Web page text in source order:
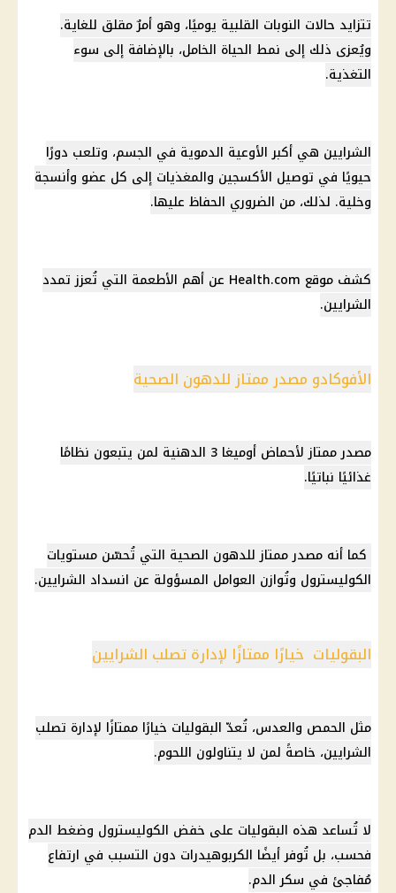
تتزايد حالات النوبات القلبية يوميًا، وهو أمرٌ مقلق للغاية.
ويُعزى ذلك إلى نمط الحياة الخامل، بالإضافة إلى سوء
التغذية.
الشرايين هي أكبر الأوعية الدموية في الجسم، وتلعب دورًا
حيويًا في توصيل الأكسجين والمغذيات إلى كل عضو وأنسجة
وخلية. لذلك، من الضروري الحفاظ عليها.
كشف موقع Health.com عن أهم الأطعمة التي تُعزز تمدد
الشرايين.
الأفوكادو مصدر ممتاز للدهون الصحية
مصدر ممتاز لأحماض أوميغا 3 الدهنية لمن يتبعون نظامًا
غذائيًا نباتيًا.
كما أنه مصدر ممتاز للدهون الصحية التي تُحسّن مستويات
الكوليسترول وتُوازن العوامل المسؤولة عن انسداد الشرايين.
البقوليات خيارًا ممتازًا لإدارة تصلب الشرايين
مثل الحمص والعدس، تُعدّ البقوليات خيارًا ممتازًا لإدارة تصلب
الشرايين، خاصةً لمن لا يتناولون اللحوم.
لا تُساعد هذه البقوليات على خفض الكوليسترول وضغط الدم
فحسب، بل تُوفر أيضًا الكربوهيدرات دون التسبب في ارتفاع
مُفاجئ في سكر الدم.